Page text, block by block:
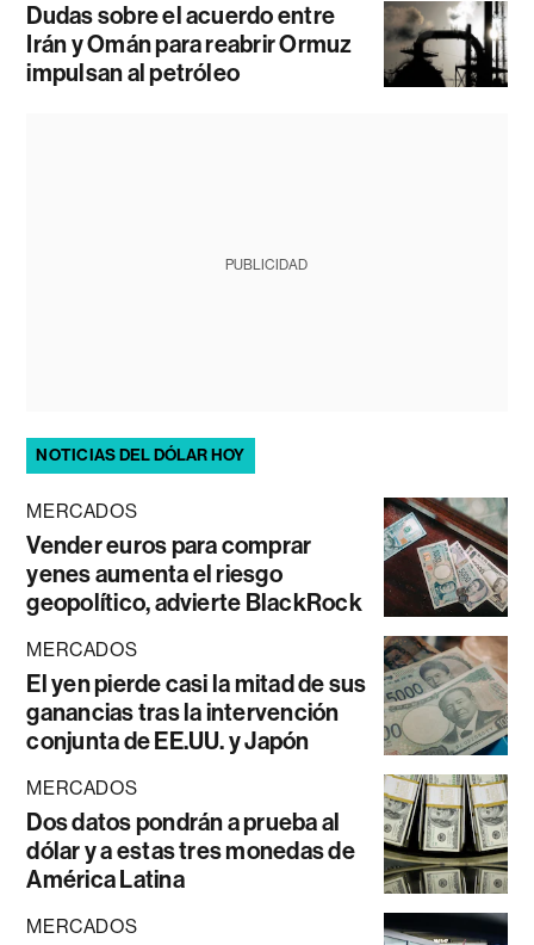
Dudas sobre el acuerdo entre
Irán y Omán para reabrir Ormuz
impulsan al petróleo
PUBLICIDAD
NOTICIAS DEL DÓLAR HOY
MERCADOS
Vender euros para comprar
yenes aumenta el riesgo
geopolítico, advierte BlackRock
MERCADOS
El yen pierde casi la mitad de sus
ganancias tras la intervención
conjunta de EE.UU. y Japón
MERCADOS
Dos datos pondrán a prueba al
dólar y a estas tres monedas de
América Latina
MERCADOS